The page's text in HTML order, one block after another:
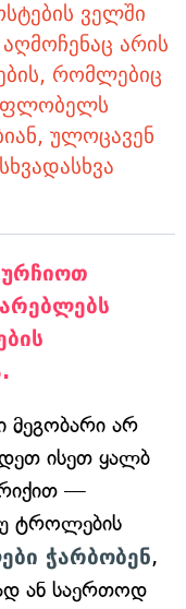
ველში
არის
რომლებიც
ულოცავენ
მეგობარი არ
ისეთ ყალბ
—
ტროლების
ჭარბობენ,
ან საერთოდ